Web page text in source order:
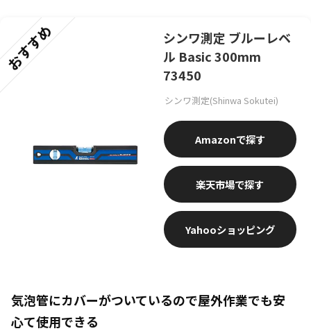
おすすめ
シンワ測定 ブルーレベ
ル Basic 300mm
73450
シンワ測定(Shinwa Sokutei)
楽天市場
Amazon
Yahooショッピング
気泡管にカバーがついているので屋外作業でも安
心て使用できる